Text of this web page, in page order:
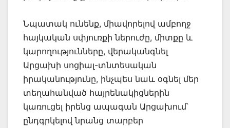
Նպատակ ունենք, միավորելով ամբողջ
հայկական սփյուռքի ներուժը, միտքը և
կարողությունները, վերականգնել
Արցախի սոցիալ-տնտեսական
իրականությունը, ինչպես նաև օգնել մեր
տեղահանված հայրենակիցներին
կառուցել իրենց ապագան Արցախում՝
ընդգրկելով նրանց տարբեր